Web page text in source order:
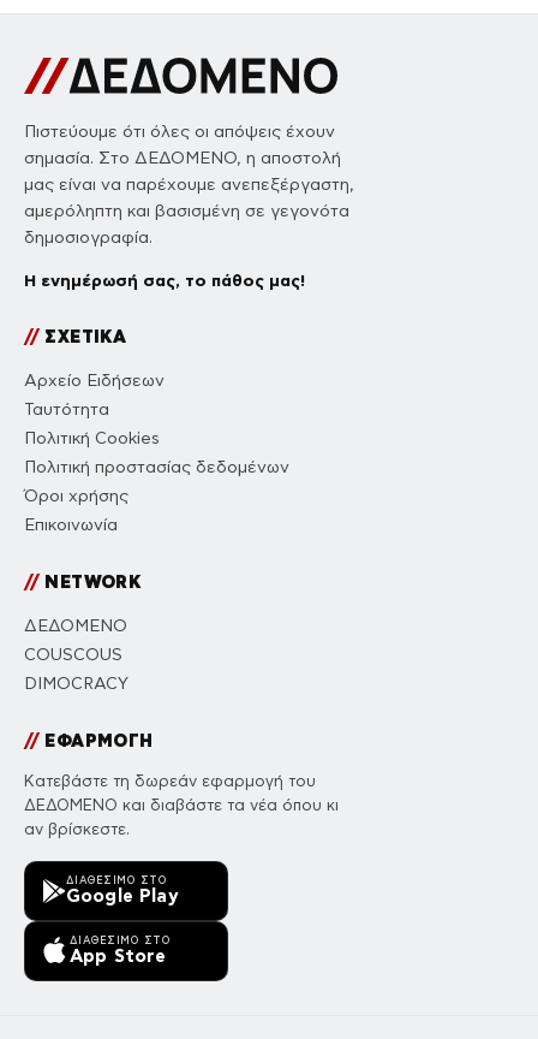
Πιστεύουμε ότι όλες οι απόψεις έχουν
σημασία. Στο ΔΕΔΟΜΕΝΟ, η αποστολή
μας είναι να παρέχουμε ανεπεξέργαστη,
αμερόληπτη και βασισμένη σε γεγονότα
δημοσιογραφία.
Η ενημέρωσή σας, το πάθος μας!
//ΣΧΕΤΙΚΑ
Αρχείο Ειδήσεων
Ταυτότητα
Πολιτική Cookies
Πολιτική προστασίας δεδομένων
Όροι χρήσης
Επικοινωνία
//NETWORK
ΔΕΔΟΜΕΝΟ
COUSCOUS
DIMOCRACY
//ΕΦΑΡΜΟΓΗ
Κατεβάστε τη δωρεάν εφαρμογή του
ΔΕΔΟΜΕΝΟ και διαβάστε τα νέα όπου κι
αν βρίσκεστε.
ΔΙΑΘΈΣΙΜΟ ΣΤΟ
Google Play
ΔΙΑΘΈΣΙΜΟ ΣΤΟ
App Store